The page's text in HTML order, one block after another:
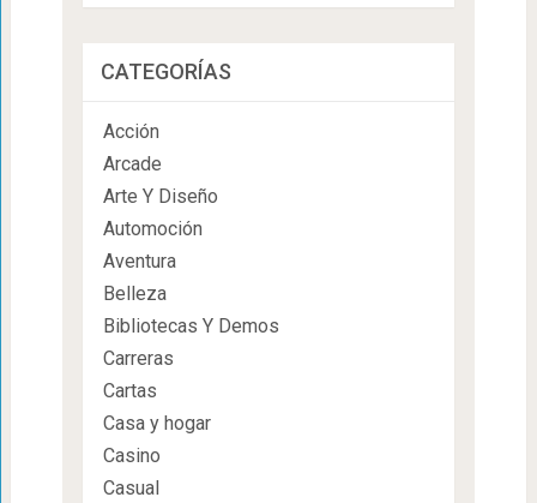
CATEGORÍAS
Acción
Arcade
Arte Y Diseño
Automoción
Aventura
Belleza
Bibliotecas Y Demos
Carreras
Cartas
Casa y hogar
Casino
Casual